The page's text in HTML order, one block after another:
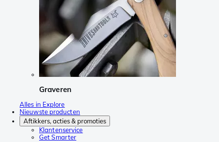
Graveren
Alles in Explore
Nieuwste producten
Aftikkers, acties & promoties
Klantenservice
Get Smarter